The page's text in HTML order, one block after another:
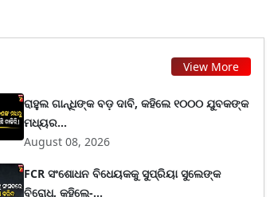
View More
ରାହୁଲ ଗାନ୍ଧିଙ୍କ ବଡ଼ ଦାବି, କହିଲେ ୧୦୦୦ ଯୁବକଙ୍କ
ମଧ୍ୟର...
August 08, 2026
FCR ସଂଶୋଧନ ବିଧେୟକକୁ ସୁପ୍ରିୟା ସୁଲେଙ୍କ
ବିରୋଧ, କହିଲେ-...